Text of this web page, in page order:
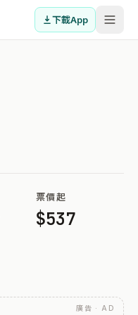
下載App
票價起
$537
廣告 · AD